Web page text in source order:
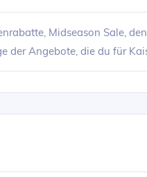
Midseason Sale,
der Angebote, die du für